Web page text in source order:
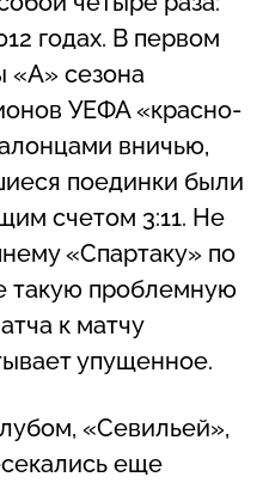
годах. В первом
«А» сезона
УЕФА «красно-
вничью,
поединки были
счетом 3:11. Не
«Спартаку» по
такую проблемную
к матчу
упущенное.
«Севильей»,
еще